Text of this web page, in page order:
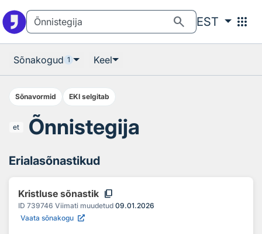
search EST apps
Sõnakogud 1 Keel
Sõnavormid EKI selgitab
et Õnnistegija
Erialasõnastikud
Kristluse sõnastik content_copy
ID 739746 Viimati muudetud 09.01.2026
Vaata sõnakogu